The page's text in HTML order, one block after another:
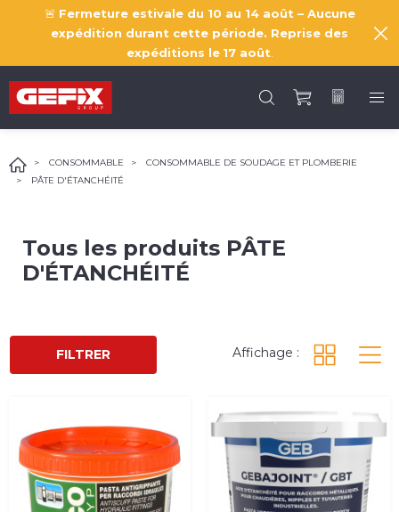
🚨 Fermeture estivale du 10 au 14 août – Aucune
expédition durant cette période. Reprise des
expéditions le 17 août
CONSOMMABLE
CONSOMMABLE DE SOUDAGE ET PLOMBERIE
PÂTE D'ÉTANCHÉITÉ
Tous les produits PÂTE
D'ÉTANCHÉITÉ
FILTRER Affichage :